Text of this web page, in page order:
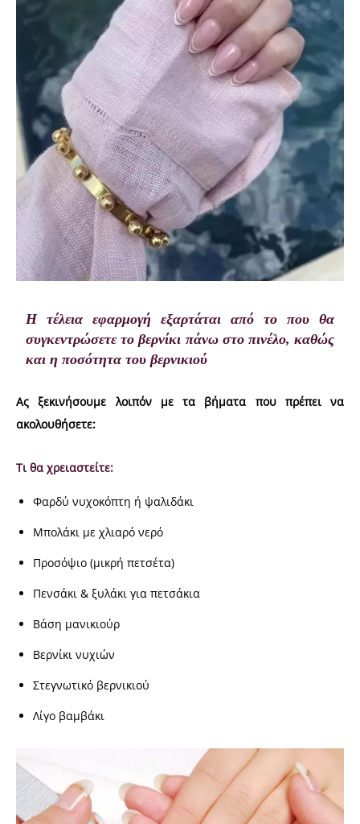
Η τέλεια εφαρμογή εξαρτάται από το που θα
συγκεντρώσετε το βερνίκι πάνω στο πινέλο, καθώς
και η ποσότητα του βερνικιού
Ας ξεκινήσουμε λοιπόν με τα βήματα που πρέπει να
ακολουθήσετε:
Τι θα χρειαστείτε:
Φαρδύ νυχοκόπτη ή ψαλιδάκι
Μπολάκι με χλιαρό νερό
Προσόψιο (μικρή πετσέτα)
Πενσάκι & ξυλάκι για πετσάκια
Βάση μανικιούρ
Βερνίκι νυχιών
Στεγνωτικό βερνικιού
Λίγο βαμβάκι